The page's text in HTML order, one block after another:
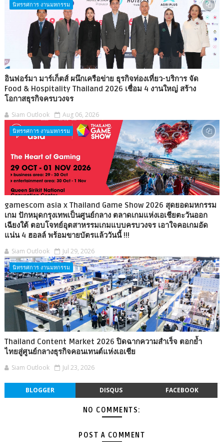
นิทรรศการ งานมหกรรม
อินฟอร์มา มาร์เก็ตส์ ผนึกเครือข่าย ธุรกิจท่องเที่ยว-บริการ จัด
Food & Hospitality Thailand 2026 เชื่อม 4 งานใหญ่ สร้าง
โอกาสธุรกิจครบวงจร
Siam Outlook Aug 06, 2026
นิทรรศการ งานมหกรรม
gamescom asia x Thailand Game Show 2026 สุดยอดมหกรรม
เกม ปักหมุดกรุงเทพเป็นศูนย์กลาง ตลาดเกมแห่งเอเชียตะวันออก
เฉียงใต้ ตอบโจทย์อุตสาหรรมเกมแบบครบวงจร เอาใจคอเกมอัด
แน่น 4 ฮอลล์ พร้อมขายบัตรแล้ววันนี้ !!!
Siam Outlook Jul 29, 2026
นิทรรศการ งานมหกรรม
Thailand Content Market 2026 ปิดฉากความสำเร็จ ตอกย้ำ
ไทยสู่ศูนย์กลางธุรกิจคอนเทนต์แห่งเอเชีย
Siam Outlook Jul 23, 2026
BLOGGER DISQUS FACEBOOK
NO COMMENTS:
POST A COMMENT